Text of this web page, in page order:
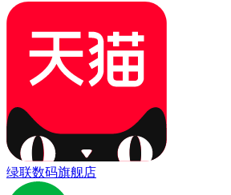
绿联数码旗舰店